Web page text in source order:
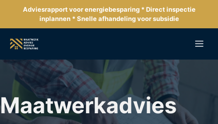
de
inhoud
Adviesrapport voor energiebesparing * Direct inspectie
inplannen * Snelle afhandeling voor subsidie
Maatwerkadvies